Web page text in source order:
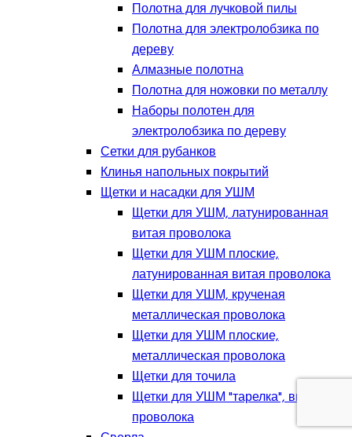
Полотна для лучковой пилы
Полотна для электролобзика по
дереву
Алмазные полотна
Полотна для ножовки по металлу
Наборы полотен для
электролобзика по дереву
Сетки для рубанков
Клинья напольных покрытий
Щетки и насадки для УШМ
Щетки для УШМ, латунированная
витая проволока
Щетки для УШМ плоские,
латунированная витая проволока
Щетки для УШМ, крученая
металлическая проволока
Щетки для УШМ плоские,
металлическая проволока
Щетки для точила
Щетки для УШМ "тарелка", витая
проволока